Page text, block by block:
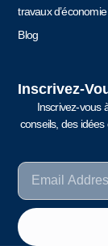
travaux d’économie
Blog
Inscrivez-
Inscrivez-vous
conseils, des idées